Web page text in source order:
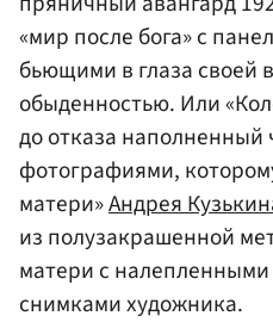
«мир после бога» с
бьющими в глаза
обыденностью. Или
до отказа
фотографиями,
матери»Андрея
из полузакрашенной
матери с
снимками художника.